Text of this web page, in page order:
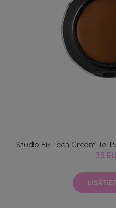
Studio Fix Tech Cream-To-
35